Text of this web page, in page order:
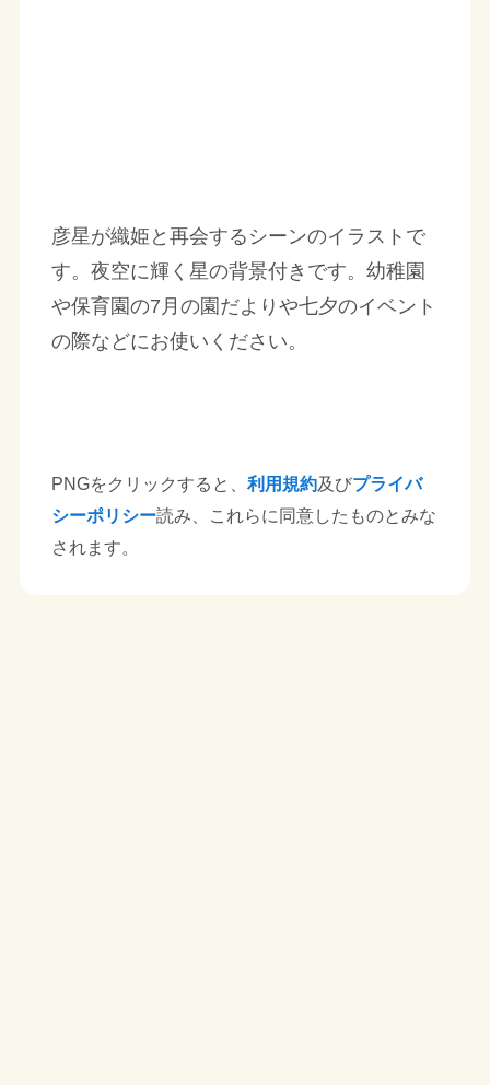
彦星が織姫と再会するシーンのイラストで
す。夜空に輝く星の背景付きです。幼稚園
や保育園の7月の園だよりや七夕のイベント
の際などにお使いください。
PNGをクリックすると、 利用規約及びプライバ
シーポリシー読み、これらに同意したものとみな
されます。